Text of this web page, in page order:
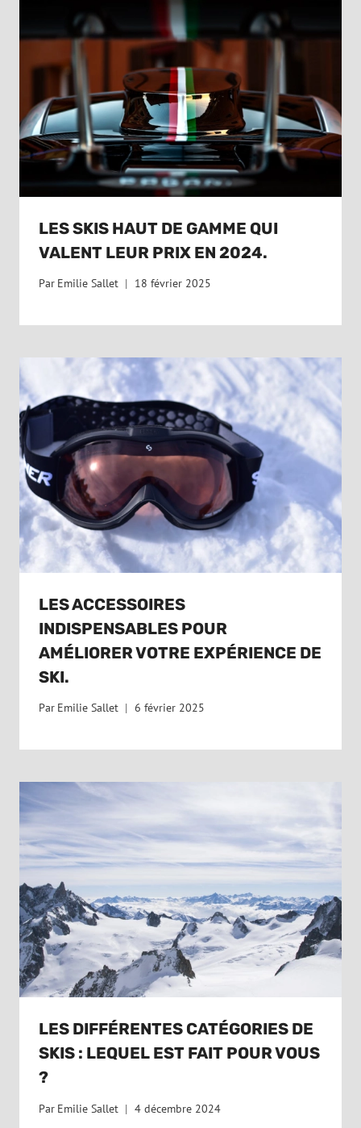
LES SKIS HAUT DE GAMME QUI
VALENT LEUR PRIX EN 2024.
Par Emilie Sallet 18 février 2025
LES ACCESSOIRES
INDISPENSABLES POUR
AMÉLIORER VOTRE EXPÉRIENCE DE
SKI.
Par Emilie Sallet 6 février 2025
LES DIFFÉRENTES CATÉGORIES DE
SKIS : LEQUEL EST FAIT POUR VOUS
?
Par Emilie Sallet 4 décembre 2024